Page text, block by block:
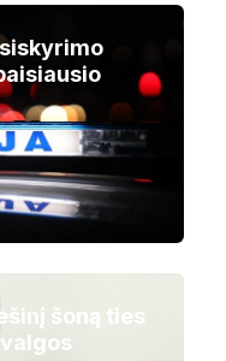
šoną ties